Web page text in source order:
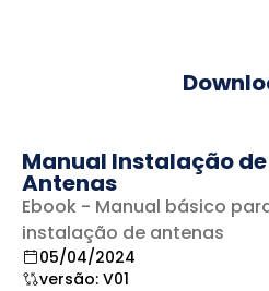
Manual Instalação de
Antenas
Ebook - Manual básico
instalação de antenas
05/04/2024
versão: V01